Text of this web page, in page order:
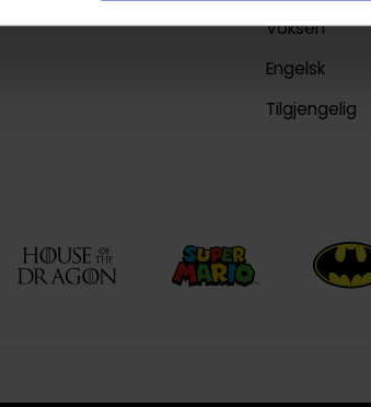
Voksen
Engelsk
Tilgjengelig